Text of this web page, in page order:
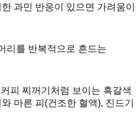
과민 반응이 있으면 가려움이
리를 반복적으로 흔드는
피 찌꺼기처럼 보이는 흑갈색
마른 피(건조한 혈액), 진드기